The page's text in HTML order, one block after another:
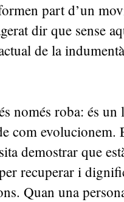
part d’un
dir que sense
de la
només roba: és un
com evolucionem.
demostrar que
recuperar i
Quan una